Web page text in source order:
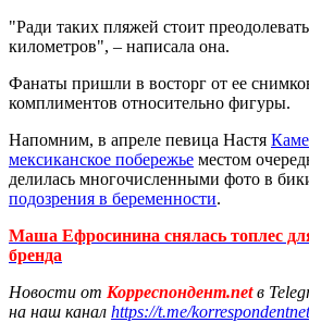
"Ради таких пляжей стоит
километров", – написала она.
Фанаты пришли в восторг от ее
комплиментов относительно фигуры.
Напомним, в апреле певица Настя
мексиканское побережье местом
делилась многочисленными фото в
подозрения в беременности.
Маша Ефросинина снялась топлес
бренда
Новости от Корреспондент.netв
на наш канал https://t.me/korrespondentnet